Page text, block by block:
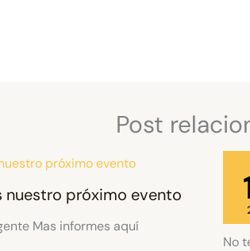
Post
nuestro próximo evento
Mas informes aquí
No